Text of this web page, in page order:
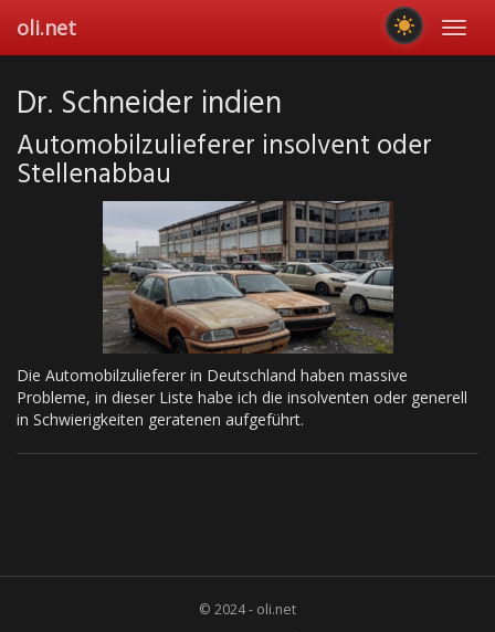
main
oli.net
Dr. Schneider indien
Automobilzulieferer insolvent oder
Stellenabbau
Die Automobilzulieferer in Deutschland haben massive
Probleme, in dieser Liste habe ich die insolventen oder generell
in Schwierigkeiten geratenen aufgeführt.
© 2024 - oli.net